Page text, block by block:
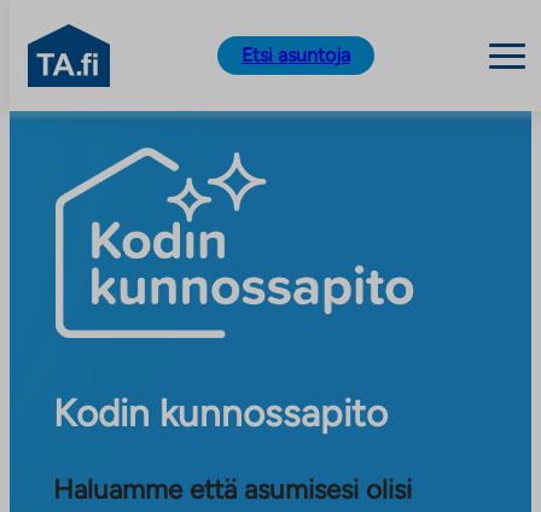
Siirry
TA.fi
Etsi asuntoja
Kodin kunnossapito
Haluamme että asumisesi olisi